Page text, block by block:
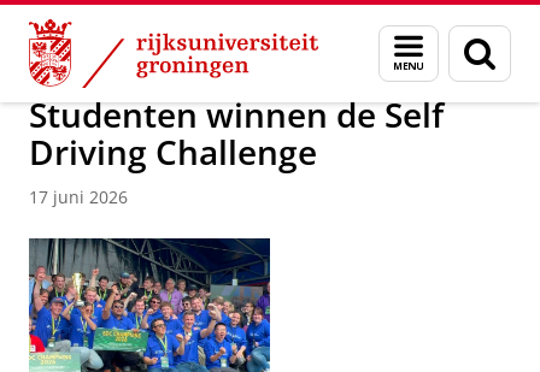
Skip
Content
Skip
Navigation
Menu
en
zoeken
Over ons Actueel Nieuws
Studenten winnen de Self
Driving Challenge
17 juni 2026